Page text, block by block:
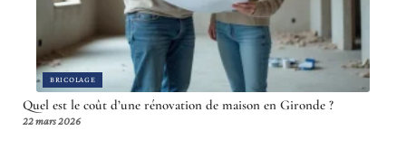
BRICOLAGE
Quel est le coût d’une rénovation de maison en Gironde ?
22 mars 2026